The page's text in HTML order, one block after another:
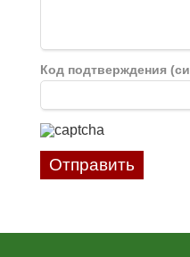
Код подтверждения
Отправить